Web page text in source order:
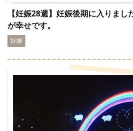
【妊娠28週】妊娠後期に入りま
が幸せです。
妊娠